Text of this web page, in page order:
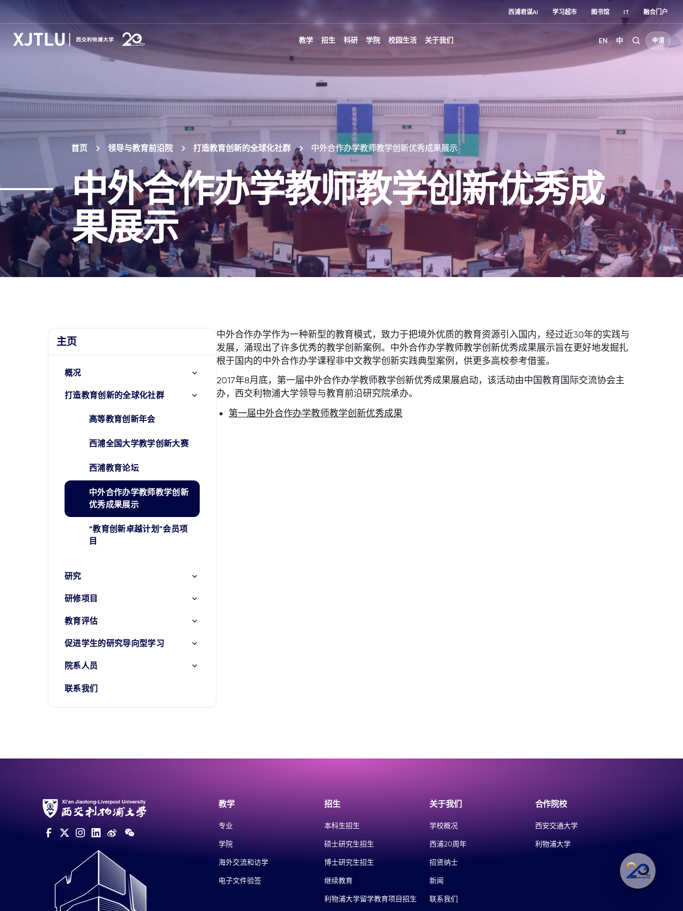
西浦君谋AI 学习超市 图书馆 IT 融合门户
教学 招生 科研 学院 校园生活 关于我们 EN 中 申请
首页 领导与教育前沿院 打造教育创新的全球化社群 中外合作办学教师教学创新优秀成果展示
中外合作办学教师教学创新优秀成
果展示
主页
概况
打造教育创新的全球化社群
高等教育创新年会
西浦全国大学教学创新大赛
西浦教育论坛
中外合作办学教师教学创新
优秀成果展示
“教育创新卓越计划”会员项
目
研究
研修项目
教育评估
促进学生的研究导向型学习
院系人员
联系我们
中外合作办学作为一种新型的教育模式，致力于把境外优质的教育资源引入国内，经过近30年的实践与
发展，涌现出了许多优秀的教学创新案例。中外合作办学教师教学创新优秀成果展示旨在更好地发掘扎
根于国内的中外合作办学课程非中文教学创新实践典型案例，供更多高校参考借鉴。
2017年8月底，第一届中外合作办学教师教学创新优秀成果展启动，该活动由中国教育国际交流协会主
办，西交利物浦大学领导与教育前沿研究院承办。
第一届中外合作办学教师教学创新优秀成果
教学
专业
学院
海外交流和访学
电子文件验签
招生
本科生招生
硕士研究生招生
博士研究生招生
继续教育
利物浦大学留学教育项目招生
关于我们
学校概况
西浦20周年
招贤纳士
新闻
联系我们
合作院校
西安交通大学
利物浦大学